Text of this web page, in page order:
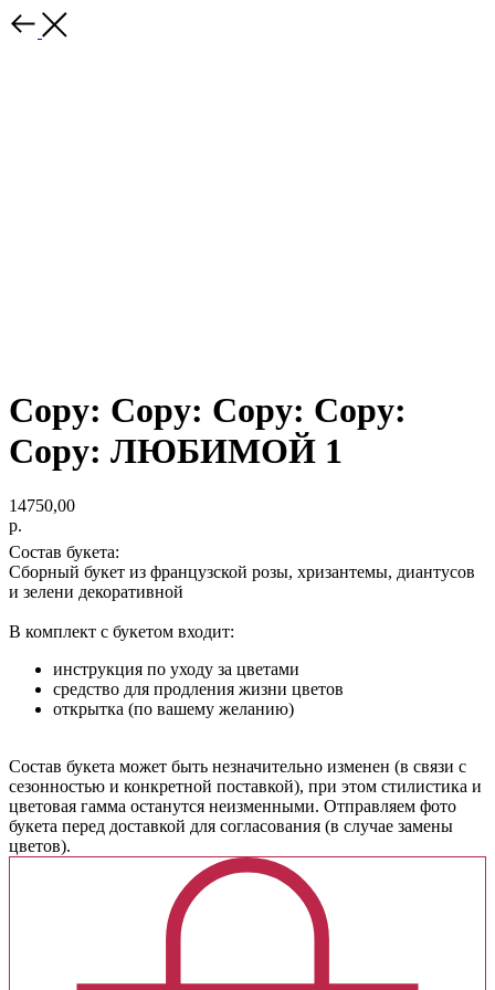
Copy: Copy: Copy: Copy:
Copy: ЛЮБИМОЙ 1
14750,00
р.
Состав букета:
Сборный букет из французской розы, хризантемы, диантусов
и зелени декоративной
В комплект с букетом входит:
инструкция по уходу за цветами
средство для продления жизни цветов
открытка (по вашему желанию)
Cостав букета может быть незначительно изменен (в связи с
сезонностью и конкретной поставкой), при этом стилистика и
цветовая гамма останутся неизменными. Отправляем фото
букета перед доставкой для согласования (в случае замены
цветов).